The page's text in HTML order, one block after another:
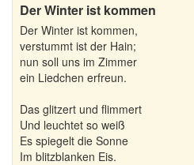
Der Winter ist kommen
Der Winter ist kommen,
verstummt ist der Hain;
nun soll uns im Zimmer
ein Liedchen erfreun.
Das glitzert und flimmert
Und leuchtet so weiß
Es spiegelt die Sonne
Im blitzblanken Eis.